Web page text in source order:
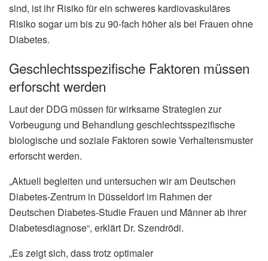
sind, ist ihr Risiko für ein schweres kardiovaskuläres
Risiko sogar um bis zu 90-fach höher als bei Frauen ohne
Diabetes.
Geschlechtsspezifische Faktoren müssen
erforscht werden
Laut der DDG müssen für wirksame Strategien zur
Vorbeugung und Behandlung geschlechtsspezifische
biologische und soziale Faktoren sowie Verhaltensmuster
erforscht werden.
„Aktuell begleiten und untersuchen wir am Deutschen
Diabetes-Zentrum in Düsseldorf im Rahmen der
Deutschen Diabetes-Studie Frauen und Männer ab ihrer
Diabetesdiagnose“, erklärt Dr. Szendrödi.
„Es zeigt sich, dass trotz optimaler